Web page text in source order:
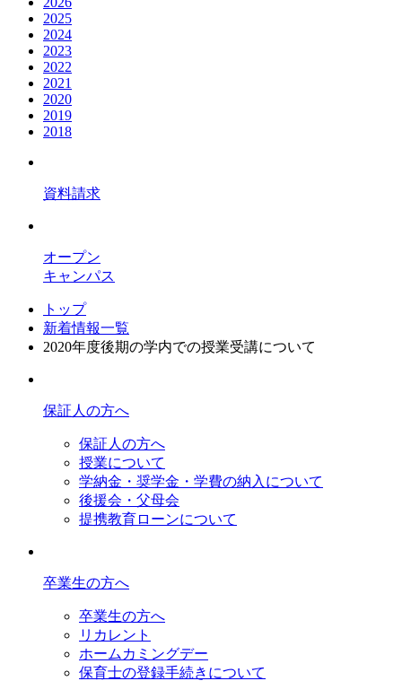
2025
2024
2023
2022
2021
2020
2019
2018
資料請求
オープン
キャンパス
トップ
新着情報一覧
2020年度後期の学内での授業受講について
保証人の方へ
保証人の方へ
授業について
学納金・奨学金・学費の納入について
後援会・父母会
提携教育ローンについて
卒業生の方へ
卒業生の方へ
リカレント
ホームカミングデー
保育士の登録手続きについて